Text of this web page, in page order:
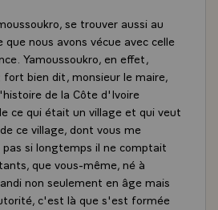
se trouver aussi au
nous avons vécue avec celle
Yamoussoukro, en effet,
bien dit, monsieur le maire,
de la Côte d'Ivoire
ce qui était un village et qui veut
ce village, dont vous me
si longtemps il ne comptait
que vous-même, né à
non seulement en âge mais
c'est là que s'est formée